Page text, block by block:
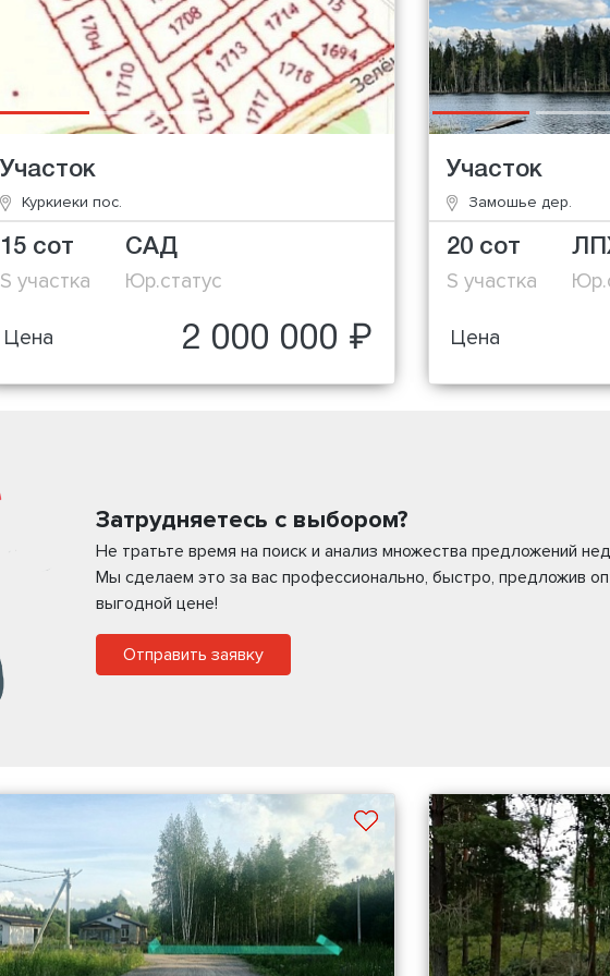
Участок
Куркиеки пос.
15 сот
S участка
САД
Юр.статус
Цена 2 000 000 ₽
Участок
Замошье дер.
20 сот
S участка
Цена
Затрудняетесь с выбором?
Не тратьте время на поиск и анализ множества предложений
Мы сделаем это за вас профессионально, быстро, предложив
выгодной цене!
Отправить заявку